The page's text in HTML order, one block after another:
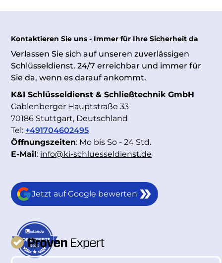
Kontaktieren Sie uns - Immer für Ihre Sicherheit da
Verlassen Sie sich auf unseren zuverlässigen
Schlüsseldienst. 24/7 erreichbar und immer für
Sie da, wenn es darauf ankommt.
K&I Schlüsseldienst & Schließtechnik GmbH
Gablenberger Hauptstraße 33
70186 Stuttgart, Deutschland
Tel: +491704602495
Öffnungszeiten: Mo bis So - 24 Std.
E-Mail: info@ki-schluesseldienst.de
Jetzt auf Google bewerten